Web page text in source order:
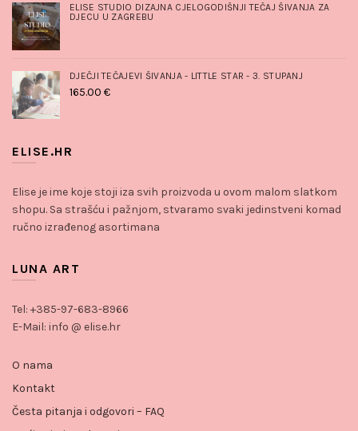
ELISE STUDIO DIZAJNA CJELOGODIŠNJI TEČAJ ŠIVANJA ZA
DJECU U ZAGREBU
DJEČJI TEČAJEVI ŠIVANJA - LITTLE STAR - 3. STUPANJ
165.00 €
ELISE.HR
Elise je ime koje stoji iza svih proizvoda u ovom malom slatkom
shopu. Sa strašću i pažnjom, stvaramo svaki jedinstveni komad
ručno izrađenog asortimana
LUNA ART
Tel: +385-97-683-8966
E-Mail: info @ elise.hr
O nama
Kontakt
Česta pitanja i odgovori – FAQ